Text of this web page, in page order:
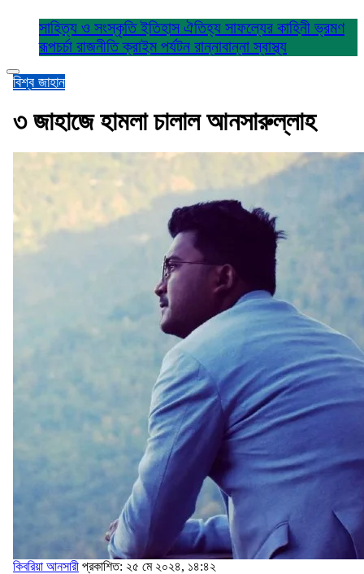
সাহিত্য ও সংস্কৃতিইতিহাস ঐতিহ্য সাফল্যের কাহিনীভ্রমণ
রূপচর্চা রাজনীতিক্রাইম পর্যটন রান্নাবান্নাস্বাস্থ্য
বিশ্ব জাহান
৩ জাহাজে হামলা চালাল আনসারুল্লাহ
কিবরিয়া আনসারী প্রকাশিত: ২৫ মে ২০২৪, ১৪:৪২